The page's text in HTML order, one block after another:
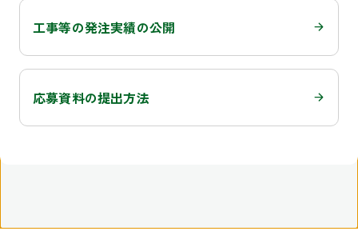
工事等の発注実績の公開
応募資料の提出方法